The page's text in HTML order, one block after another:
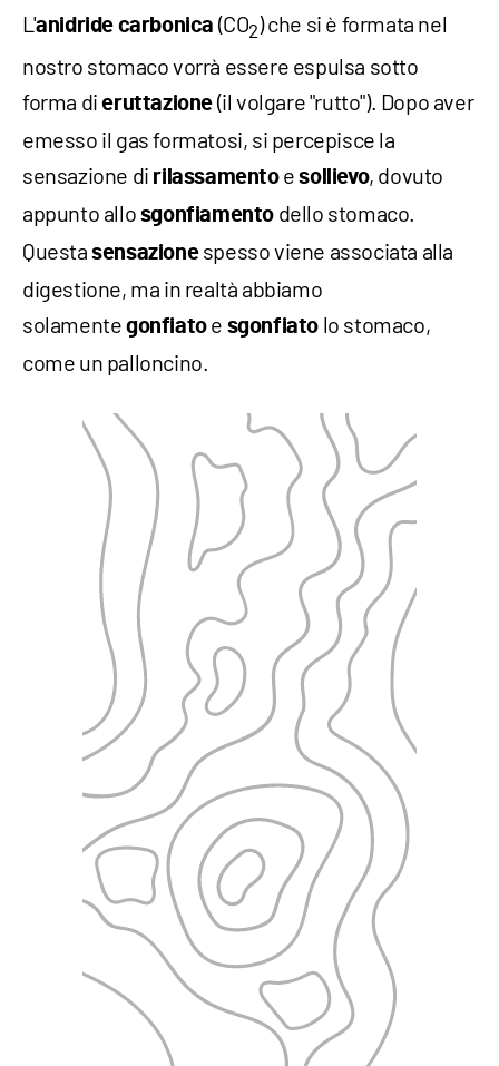
L'anidride carbonica (CO2) che si è formata nel
nostro stomaco vorrà essere espulsa sotto
forma dieruttazione (il volgare "rutto"). Dopo aver
emesso il gas formatosi, si percepisce la
sensazione di rilassamento e sollievo, dovuto
appunto allo sgonfiamento dello stomaco.
Questasensazionespesso viene associata alla
digestione, ma in realtà abbiamo
solamente gonfiatoe sgonfiato lo stomaco,
come un palloncino.